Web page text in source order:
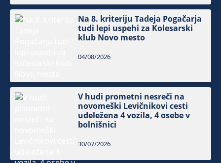
Na 8. kriteriju Tadeja Pogačarja
tudi lepi uspehi za Kolesarski
klub Novo mesto
04/08/2026
V hudi prometni nesreči na
novomeški Levičnikovi cesti
udeležena 4 vozila, 4 osebe v
bolnišnici
30/07/2026